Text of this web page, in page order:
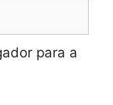
para a